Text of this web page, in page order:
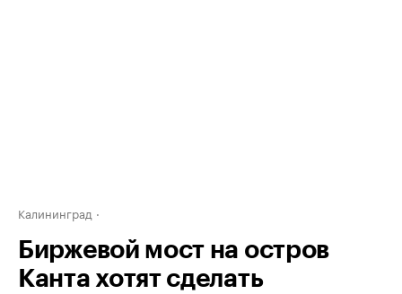
Калининград
Биржевой мост на остров
Канта хотят сделать